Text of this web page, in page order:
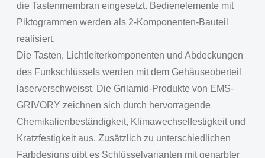
die Tastenmembran eingesetzt. Bedienelemente mit
Piktogrammen werden als 2-Komponenten-Bauteil
realisiert.
Die Tasten, Lichtleiterkomponenten und Abdeckungen
des Funkschlüssels werden mit dem Gehäuseoberteil
laserverschweisst. Die Grilamid-Produkte von EMS-
GRIVORY zeichnen sich durch hervorragende
Chemikalienbeständigkeit, Klimawechselfestigkeit und
Kratzfestigkeit aus. Zusätzlich zu unterschiedlichen
Farbdesigns gibt es Schlüsselvarianten mit genarbter